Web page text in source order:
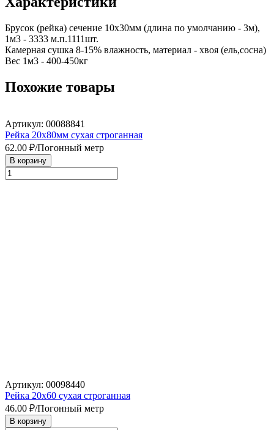
Брусок (рейка) сечение 10х30мм (длина по умолчанию - 3м),
1м3 - 3333 м.п.1111шт.
Камерная сушка 8-15% влажность, материал - хвоя (ель,сосна)
Вес 1м3 - 400-450кг
Похожие товары
Артикул: 00088841
Рейка 20х80мм сухая строганная
62.00 ₽/Погонный метр
В корзину
Артикул: 00098440
Рейка 20х60 сухая строганная
46.00 ₽/Погонный метр
В корзину